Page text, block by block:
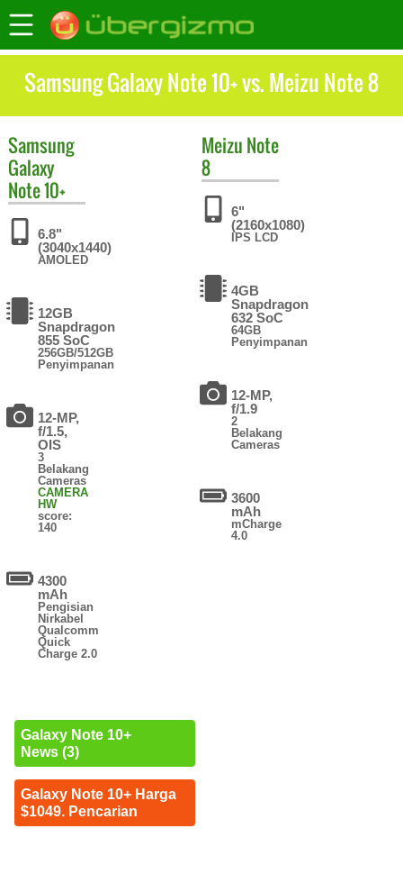
Samsung Galaxy Note 10+ vs. Meizu Note 8
Samsung
Galaxy
Note 10+
6.8"
(3040x1440)
AMOLED
12GB
Snapdragon
855 SoC
256GB/512GB
Penyimpanan
12-MP,
f/1.5,
OIS
3
Belakang
Cameras
CAMERA
HW
score:
140
4300
mAh
Pengisian
Nirkabel
Qualcomm
Quick
Charge 2.0
Galaxy Note 10+
News (3)
Galaxy Note 10+ Harga
$1049. Pencarian
Meizu Note
8
6"
(2160x1080)
IPS LCD
4GB
Snapdragon
632 SoC
64GB
Penyimpanan
12-MP,
f/1.9
2
Belakang
Cameras
3600
mAh
mCharge
4.0